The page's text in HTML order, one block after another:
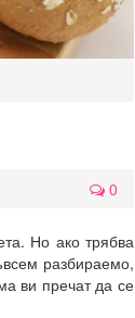
0
Но ако трябва
разбираемо,
ви пречат да се